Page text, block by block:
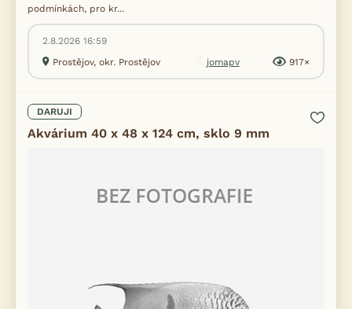
podmínkách, pro kr...
2.8.2026 16:59
Prostějov, okr. Prostějov
jomapv 917×
DARUJI
Akvárium 40 x 48 x 124 cm, sklo 9 mm